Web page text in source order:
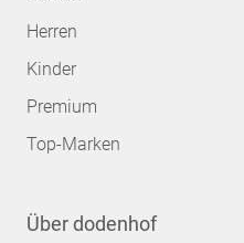
Herren
Kinder
Premium
Top-Marken
Über dodenhof